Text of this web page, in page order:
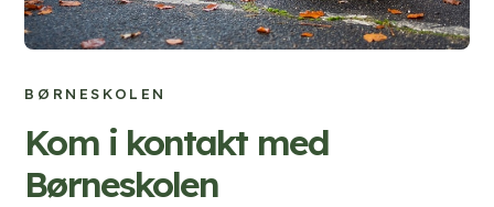
BØRNESKOLEN
Kom i kontakt med
Børneskolen